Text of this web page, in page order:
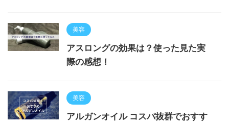
美容
アスロングの効果は？使った見た実
際の感想！
美容
アルガンオイル コスパ抜群でおすす